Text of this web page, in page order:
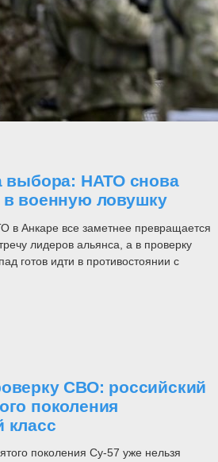
выбора: НАТО снова
в военную ловушку
в Анкаре все заметнее превращается
лидеров альянса, а в проверку
готов идти в противостоянии с
СВО: российский
поколения
класс
поколения Су-57 уже нельзя